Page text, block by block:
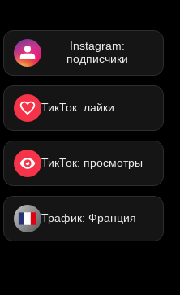
Instagram:
подписчики
ТикТок: лайки
ТикТок: просмотры
Трафик: Франция